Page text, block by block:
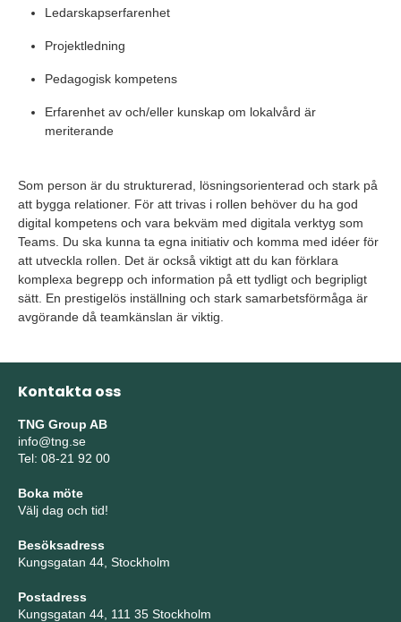
Ledarskapserfarenhet
Projektledning
Pedagogisk kompetens
Erfarenhet av och/eller kunskap om lokalvård är
meriterande
Som person är du strukturerad, lösningsorienterad och stark på
att bygga relationer. För att trivas i rollen behöver du ha god
digital kompetens och vara bekväm med digitala verktyg som
Teams. Du ska kunna ta egna initiativ och komma med idéer för
att utveckla rollen. Det är också viktigt att du kan förklara
komplexa begrepp och information på ett tydligt och begripligt
sätt. En prestigelös inställning och stark samarbetsförmåga är
avgörande då teamkänslan är viktig.
Kontakta oss
TNG Group AB
info@tng.se
Tel: 08-21 92 00
Boka möte
Välj dag och tid!
Besöksadress
Kungsgatan 44, Stockholm
Postadress
Kungsgatan 44, 111 35 Stockholm